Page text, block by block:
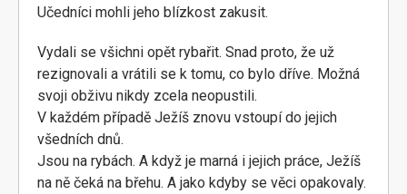
Učedníci mohli jeho blízkost zakusit.
Vydali se všichni opět rybařit. Snad proto, že už
rezignovali a vrátili se k tomu, co bylo dříve. Možná
svoji obživu nikdy zcela neopustili.
V každém případě Ježíš znovu vstoupí do jejich
všedních dnů.
Jsou na rybách. A když je marná i jejich práce, Ježíš
na ně čeká na břehu. A jako kdyby se věci opakovaly.